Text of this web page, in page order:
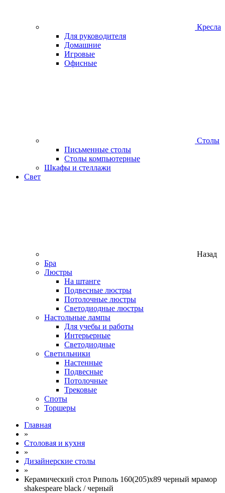
Кресла
Для руководителя
Домашние
Игровые
Офисные
Столы
Письменные столы
Столы компьютерные
Шкафы и стеллажи
Свет
Назад
Бра
Люстры
На штанге
Подвесные люстры
Потолочные люстры
Светодиодные люстры
Настольные лампы
Для учебы и работы
Интерьерные
Светодиодные
Светильники
Настенные
Подвесные
Потолочные
Трековые
Споты
Торшеры
Главная
»
Столовая и кухня
»
Дизайнерские столы
»
Керамический стол Риполь 160(205)х89 черный мрамор
shakespeare black / черный